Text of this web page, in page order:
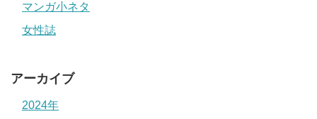
マンガ小ネタ
女性誌
アーカイブ
2024年